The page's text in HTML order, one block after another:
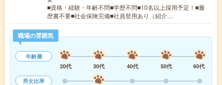
■資格・経験・年齢不問■学歴不問■10名以上採用予定！■履
歴書不要■社会保険完備■社員登用あり（紹介…
職場の雰囲気
年齢層
20代
30代 40代 50代
60代
男女比率